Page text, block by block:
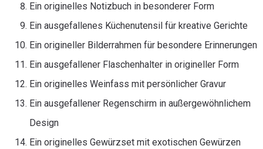
Ein originelles Notizbuch in besonderer Form
Ein ausgefallenes Küchenutensil für kreative Gerichte
Ein origineller Bilderrahmen für besondere Erinnerungen
Ein ausgefallener Flaschenhalter in origineller Form
Ein originelles Weinfass mit persönlicher Gravur
Ein ausgefallener Regenschirm in außergewöhnlichem
Design
Ein originelles Gewürzset mit exotischen Gewürzen